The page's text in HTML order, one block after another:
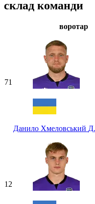
склад команди
воротар
71
Данило Хмеловський
12